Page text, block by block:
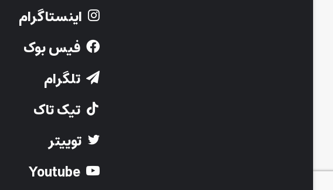
اینستاگرام
فیس بوک
تلگرام
تیک تاک
توییتر
Youtube